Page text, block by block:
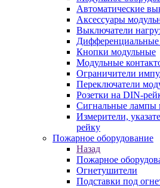
Автоматические
Аксессуары
Выключатели
Кнопки модульные
Модульные
Ограничители
Переключатели
Розетки на DIN-
Сигнальные лампы
Измерители,
рейку
Пожарное оборудование
Назад
Пожарное
Огнетушители
Подставки под